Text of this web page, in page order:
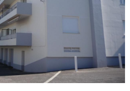
Voir le bien